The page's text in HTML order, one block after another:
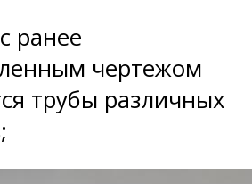
ранее
чертежом
трубы различных